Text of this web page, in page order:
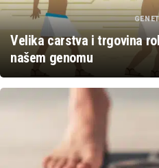
Velika carstva i trgovina
našem genomu